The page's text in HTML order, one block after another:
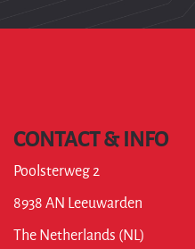
CONTACT & INFO
Poolsterweg 2
8938 AN Leeuwarden
The Netherlands (NL)